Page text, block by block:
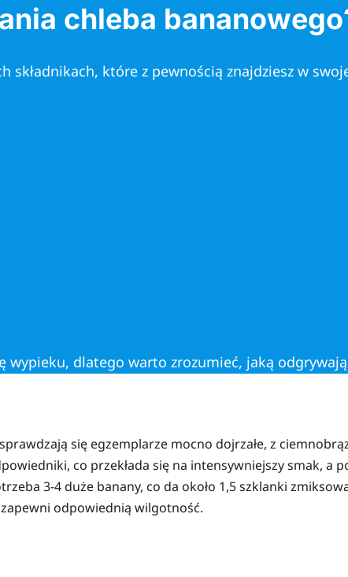
chleba bananowego
które z pewnością znajdziesz w
wypieku, dlatego warto zrozumieć, jaką
się egzemplarze mocno dojrzałe, z
co przekłada się na intensywniejszy smak, a
3-4 duże banany, co da około 1,5 szklanki
odpowiednią wilgotność.